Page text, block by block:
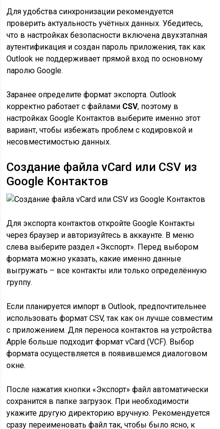
Для удобства синхронизации рекомендуется
проверить актуальность учётных данных. Убедитесь,
что в настройках безопасности включена двухэтапная
аутентификация и создан пароль приложения, так как
Outlook не поддерживает прямой вход по основному
паролю Google.
Заранее определите формат экспорта. Outlook
корректно работает с файлами CSV, поэтому в
настройках Google Контактов выберите именно этот
вариант, чтобы избежать проблем с кодировкой и
несовместимостью данных.
Создание файла vCard или CSV из
Google Контактов
Для экспорта контактов откройте Google Контакты
через браузер и авторизуйтесь в аккаунте. В меню
слева выберите раздел «Экспорт». Перед выбором
формата можно указать, какие именно данные
выгружать – все контакты или только определённую
группу.
Если планируется импорт в Outlook, предпочтительнее
использовать формат CSV, так как он лучше совместим
с приложением. Для переноса контактов на устройства
Apple больше подходит формат vCard (VCF). Выбор
формата осуществляется в появившемся диалоговом
окне.
После нажатия кнопки «Экспорт» файл автоматически
сохранится в папке загрузок. При необходимости
укажите другую директорию вручную. Рекомендуется
сразу переименовать файл так, чтобы было ясно, к